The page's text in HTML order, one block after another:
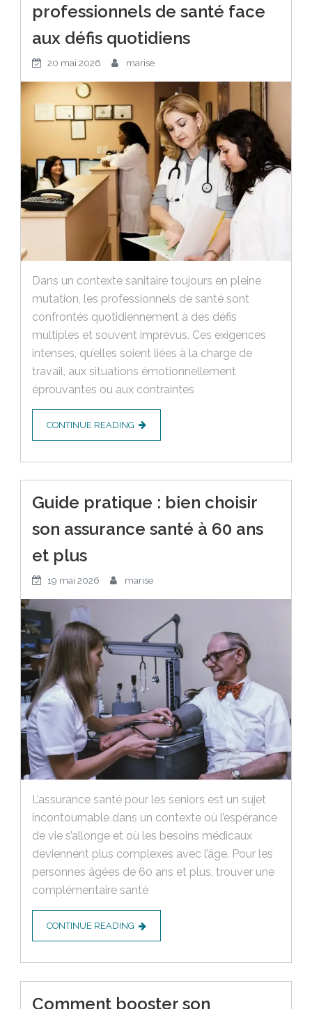
professionnels de santé face
aux défis quotidiens
20 mai 2026 marise
Dans un contexte sanitaire toujours en pleine
mutation, les professionnels de santé sont
confrontés quotidiennement à des défis
multiples et souvent imprévus. Ces exigences
intenses, qu’elles soient liées à la charge de
travail, aux situations émotionnellement
éprouvantes ou aux contraintes
CONTINUE READING
Guide pratique : bien choisir
son assurance santé à 60 ans
et plus
19 mai 2026 marise
L’assurance santé pour les seniors est un sujet
incontournable dans un contexte où l’espérance
de vie s’allonge et où les besoins médicaux
deviennent plus complexes avec l’âge. Pour les
personnes âgées de 60 ans et plus, trouver une
complémentaire santé
CONTINUE READING
Comment booster son